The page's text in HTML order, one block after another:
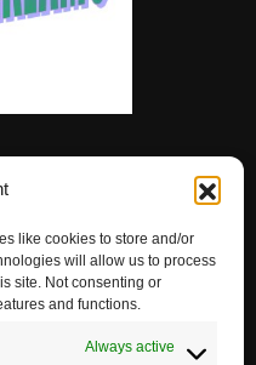
like cookies to store and/or
will allow us to process
site. Not consenting or
and functions.
Always active